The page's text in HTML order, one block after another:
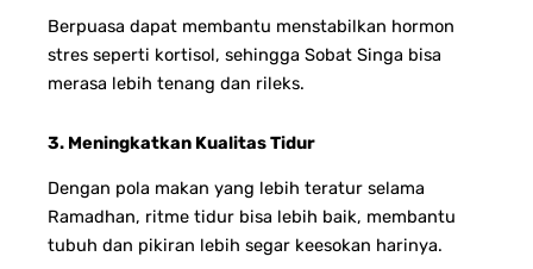
Berpuasa dapat membantu menstabilkan hormon
stres seperti kortisol, sehingga Sobat Singa bisa
merasa lebih tenang dan rileks.
3. Meningkatkan Kualitas Tidur
Dengan pola makan yang lebih teratur selama
Ramadhan, ritme tidur bisa lebih baik, membantu
tubuh dan pikiran lebih segar keesokan harinya.